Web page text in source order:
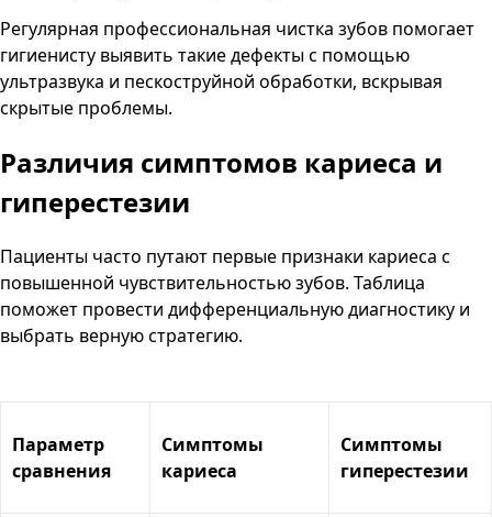
Регулярная профессиональная чистка зубов помогает
гигиенисту выявить такие дефекты с помощью
ультразвука и пескоструйной обработки, вскрывая
скрытые проблемы.
Различия симптомов кариеса и
гиперестезии
Пациенты часто путают первые признаки кариеса с
повышенной чувствительностью зубов. Таблица
поможет провести дифференциальную диагностику и
выбрать верную стратегию.
Параметр
сравнения
Симптомы
кариеса
Симптомы
гиперестезии